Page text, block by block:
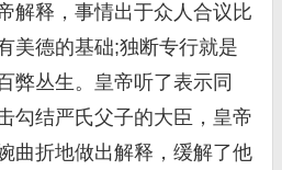
解释，事情出于众人合议比
美德的基础;独断专行就是
弊丛生。皇帝听了表示同
勾结严氏父子的大臣，皇帝
曲折地做出解释，缓解了他